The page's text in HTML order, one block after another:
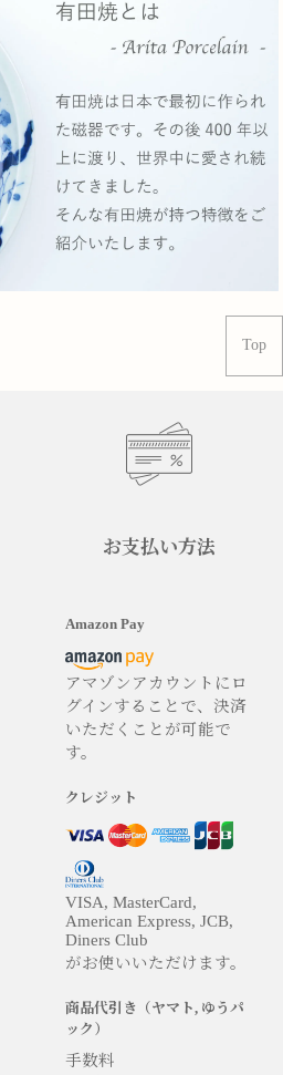
Top
お支払い方法
Amazon Pay
アマゾンアカウントにロ
グインすることで、決済
いただくことが可能で
す。
クレジット
VISA, MasterCard,
American Express, JCB,
Diners Club
がお使いいただけます。
商品代引き（ヤマト, ゆうパ
ック）
手数料